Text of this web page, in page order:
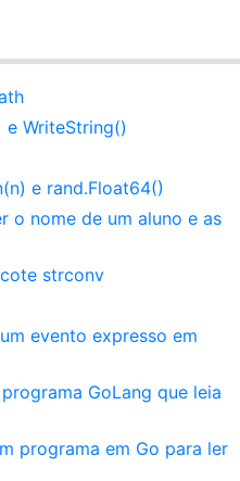
WriteString()
e rand.Float64()
o nome de um aluno e as
strconv
evento expresso em
GoLang que leia
programa em Go para ler